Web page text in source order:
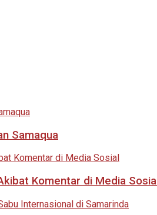
Samaqua
Komentar di Media Sosial